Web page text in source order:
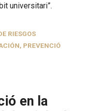
universitari”.
RIESGOS
, PREVENCIÓ
en la